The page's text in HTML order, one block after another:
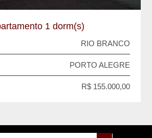
1 dorm(s)
RIO BRANCO
PORTO ALEGRE
R$ 155.000,00